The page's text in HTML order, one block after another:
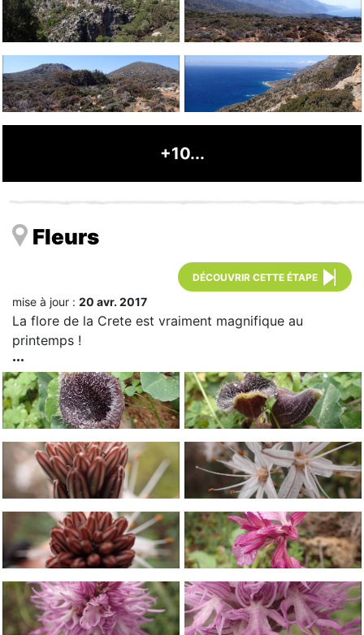
+10...
Fleurs
DÉCOUVRIR CETTE ÉTAPE
mise à jour : 20 avr. 2017
La flore de la Crete est vraiment magnifique au
printemps !